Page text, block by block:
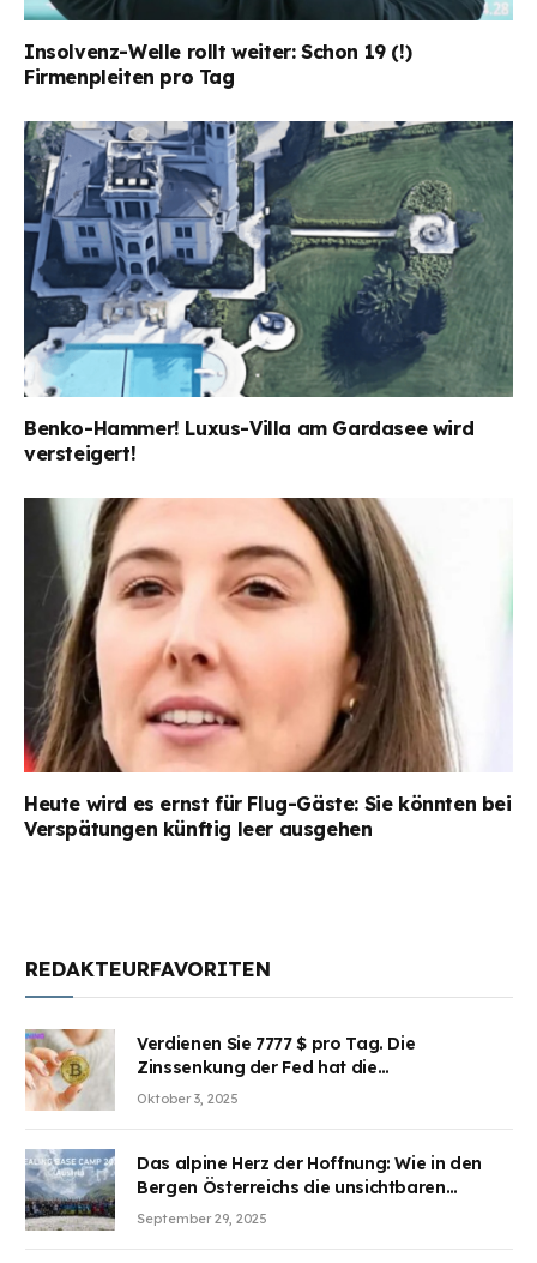
Insolvenz-Welle rollt weiter: Schon 19 (!)
Firmenpleiten pro Tag
Benko-Hammer! Luxus-Villa am Gardasee wird
versteigert!
Heute wird es ernst für Flug-Gäste: Sie könnten bei
Verspätungen künftig leer ausgehen
REDAKTEURFAVORITEN
Verdienen Sie 7777 $ pro Tag. Die
Zinssenkung der Fed hat die
Aufmerksamkeit des Marktes erregt.
Oktober 3, 2025
Das alpine Herz der Hoffnung: Wie in den
Bergen Österreichs die unsichtbaren
Wunden des Kriegesheilen
September 29, 2025